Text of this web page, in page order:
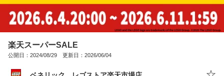
楽天スーパーSALE
公開日：2024/08/29 更新日：2026/06/04